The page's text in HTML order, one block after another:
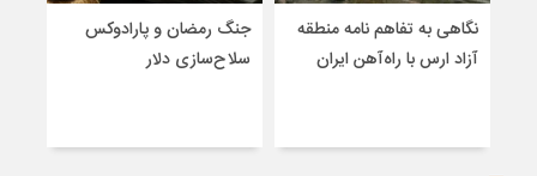
نگاهی به تفاهم نامه منطقه
آزاد ارس با راه‌آهن ایران
جنگ رمضان و پارادوکس
سلاح‌سازی دلار